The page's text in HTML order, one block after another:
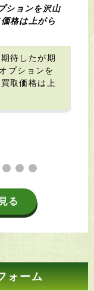
ションを沢山
格は上がら
待したが期
プションを
取価格は上
る
ォーム